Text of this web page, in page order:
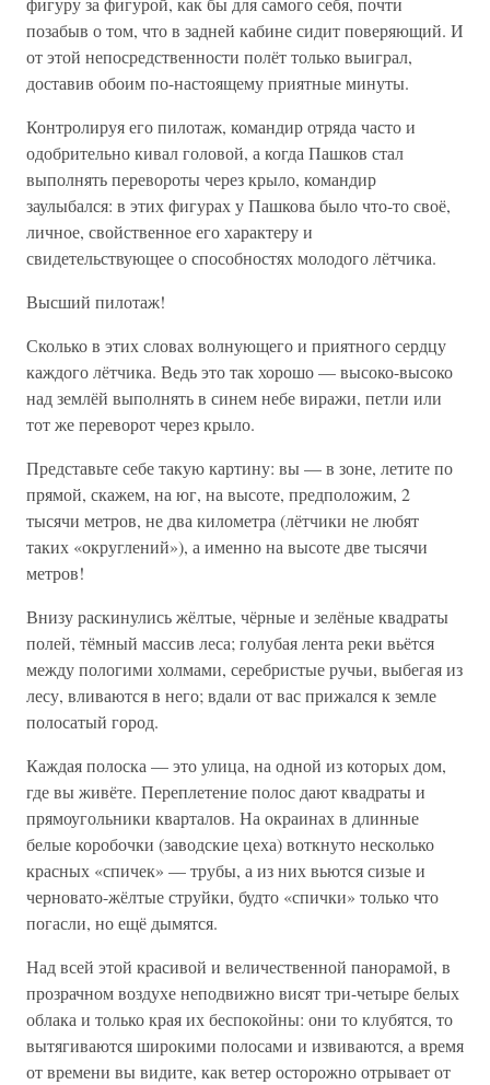
позабыв о том, что в задней кабине сидит поверяющий. И
от этой непосредственности полёт только выиграл,
доставив обоим по-настоящему приятные минуты.
Контролируя его пилотаж, командир отряда часто и
одобрительно кивал головой, а когда Пашков стал
выполнять перевороты через крыло, командир
заулыбался: в этих фигурах у Пашкова было что-то своё,
личное, свойственное его характеру и
свидетельствующее о способностях молодого лётчика.
Высший пилотаж!
Сколько в этих словах волнующего и приятного сердцу
каждого лётчика. Ведь это так хорошо — высоко-высоко
над землёй выполнять в синем небе виражи, петли или
тот же переворот через крыло.
Представьте себе такую картину: вы — в зоне, летите по
прямой, скажем, на юг, на высоте, предположим, 2
тысячи метров, не два километра (лётчики не любят
таких «округлений»), а именно на высоте две тысячи
метров!
Внизу раскинулись жёлтые, чёрные и зелёные квадраты
полей, тёмный массив леса; голубая лента реки вьётся
между пологими холмами, серебристые ручьи, выбегая из
лесу, вливаются в него; вдали от вас прижался к земле
полосатый город.
Каждая полоска — это улица, на одной из которых дом,
где вы живёте. Переплетение полос дают квадраты и
прямоугольники кварталов. На окраинах в длинные
белые коробочки (заводские цеха) воткнуто несколько
красных «спичек» — трубы, а из них вьются сизые и
черновато-жёлтые струйки, будто «спички» только что
погасли, но ещё дымятся.
Над всей этой красивой и величественной панорамой, в
прозрачном воздухе неподвижно висят три-четыре белых
облака и только края их беспокойны: они то клубятся, то
вытягиваются широкими полосами и извиваются, а время
от времени вы видите, как ветер осторожно отрывает от